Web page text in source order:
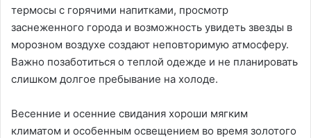
термосы с горячими напитками, просмотр
заснеженного города и возможность увидеть звезды в
морозном воздухе создают неповторимую атмосферу.
Важно позаботиться о теплой одежде и не планировать
слишком долгое пребывание на холоде.
Весенние и осенние свидания хороши мягким
климатом и особенным освещением во время золотого